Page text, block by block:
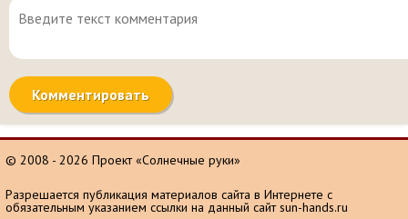
© 2008 - 2026 Проект «Солнечные руки»
Разрешается публикация материалов сайта в Интернете с
обязательным указанием ссылки на данный сайт sun-hands.ru